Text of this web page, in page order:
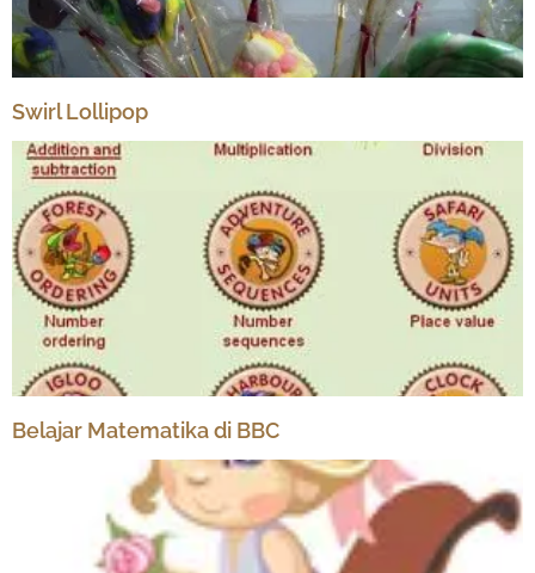
Swirl Lollipop
Belajar Matematika di BBC